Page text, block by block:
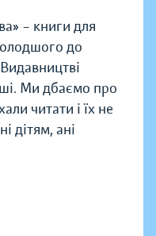
– книги для
до
Ми дбаємо про
читати і їх не
дітям, ані